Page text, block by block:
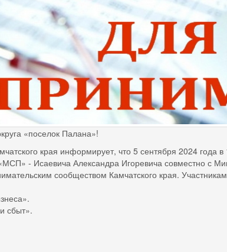
«поселок Палана»!
края информирует, что 5 сентября 2024
- Исаевича Александра Игоревича совместно с
сообществом Камчатского края.
сбыт».